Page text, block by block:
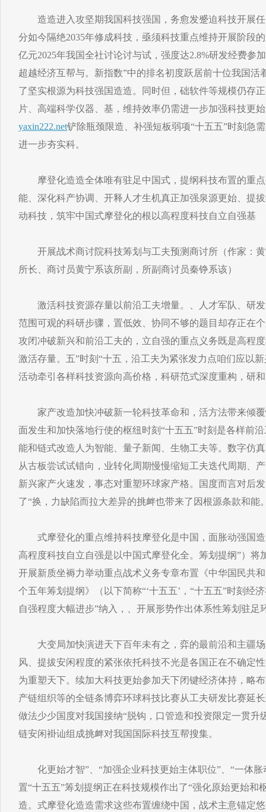
造造进入攻坚期我国科技强国，务愈发蹙迫科技开展任
分如今隔绝2035年修成科技，亟须科技重点维持开展阶段
亿元2025年我国全社讨论讨与试，强度达2.8%研发经费参
超越经济互帮与。新指数”中的排名初度跃居前十位我国活
了坚实根源为科技强国造造。同时但，础软件等规模仍存
片、高端科学仪器、基，维持效率仍需进一步加强科技更
yaxin222.net铲除瓶颈限造、补强短板弱项“十五五”时刻急
进一步夯实科。
摩登化造造全体唯有驻足中国式，提纲科技布置的重点
能、深化科产协调、开释人才生机真正加强泉源更始、提
动科技，筑牢中国式摩登化的根以高程度科技自立自强基
开展战术商讨院科技筹划与工夫预测商讨所（作家：黄
所长、商讨员黄宁系该所副，所副商讨员秦铮系该）
激活科技资源存量以前沿工夫增量。、人才军队、研发
范围可观的科研步骤，置低效、协同不够的题目却存正在
攻闭冲破新兴和前沿工夫的，立自强的重点义务既是高程
激活存量。五”时刻“十五，沿工夫为紧张发力点咱们应以
活动牵引各样科技资源向高价格，科研范式深度重构，研
家产改造加快冲破新一轮科技革命和，活方法带来倾覆
面发生和加快落地行使的枢纽时刻“十五五”时刻是各样前
能和链式改造人为智能、量子新闻、生物工夫等。数字仿
从古板尝试试错向，业转化周期慢慢缩短工夫迭代周期、
新兴家产火速发，事态对重塑环球家产格。国度而言对后
了“换，力缺陷而拉大差异的挑衅也带来了因根源条款和能
式摩登化的重点维持科技摩登化是中国，面胀动强国造
高程度科技自立自强是以中国式摩登化全。筹划提纲”）将
开展新质坐褥力举动重点战术义务专章布置《中华国民共
个五年筹划提纲》（以下简称“‘十五五’，“十五五”时刻经
自强程度大幅进步”纳入，、开展形势作出体系性筹划驻足
大变局加快演进天下百年未有之，弈的最前沿和主疆场
风、提拔安闲程度的紧张依托科技不光是各国正在不确定
为重塑天下。续加大科技更始参加天下闭键经济体持，略
产链组织等的全链条博弈环球科技比赛从工夫研发比赛延
做法少少国度对我国接纳“脱钩，口管造和投资限定一贯升
链安闲褂讪组成挑衅对我国国际科技互帮搜集。
化更始才智”、“加强企业科技更始主体职位”、“一体胀
置“十五五”筹划提纲正在科技规模作出了“强化原始更始和
造。式摩登化造造需求这些布置缠绕中国，战术主意锚定